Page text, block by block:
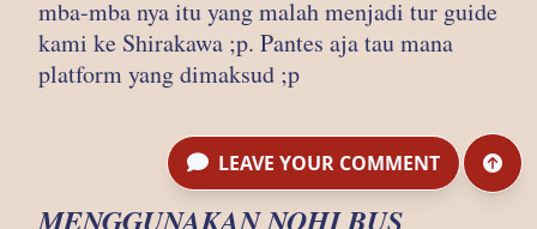
mba-mba nya itu yang malah menjadi tur guide
kami ke Shirakawa ;p. Pantes aja tau mana
platform yang dimaksud ;p
MENGGUNAKAN NOHI BUS
LEAVE YOUR COMMENT